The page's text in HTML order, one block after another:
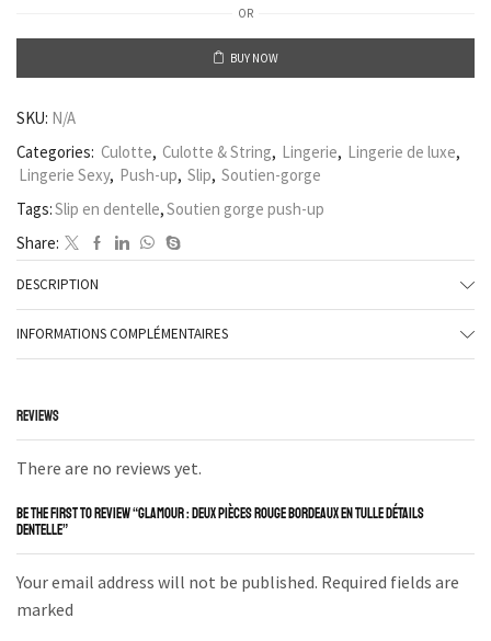
OR
BUY NOW
SKU: N/A
Categories: Culotte, Culotte & String, Lingerie, Lingerie de luxe,
Lingerie Sexy, Push-up, Slip, Soutien-gorge
Tags:Slip en dentelle,Soutien gorge push-up
Share:
DESCRIPTION
INFORMATIONS COMPLÉMENTAIRES
REVIEWS
There are no reviews yet.
BE THE FIRST TO REVIEW “GLAMOUR : DEUX PIÈCES ROUGE BORDEAUX EN TULLE DÉTAILS
DENTELLE”
Your email address will not be published. Required fields are
marked